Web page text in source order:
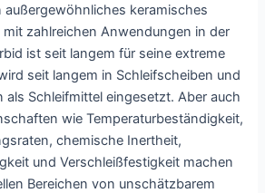
außergewöhnliches keramisches
zahlreichen Anwendungen in der
ist seit langem für seine extreme
seit langem in Schleifscheiben und
als Schleifmittel eingesetzt. Aber auch
wie Temperaturbeständigkeit,
chemische Inertheit,
und Verschleißfestigkeit machen
Bereichen von unschätzbarem